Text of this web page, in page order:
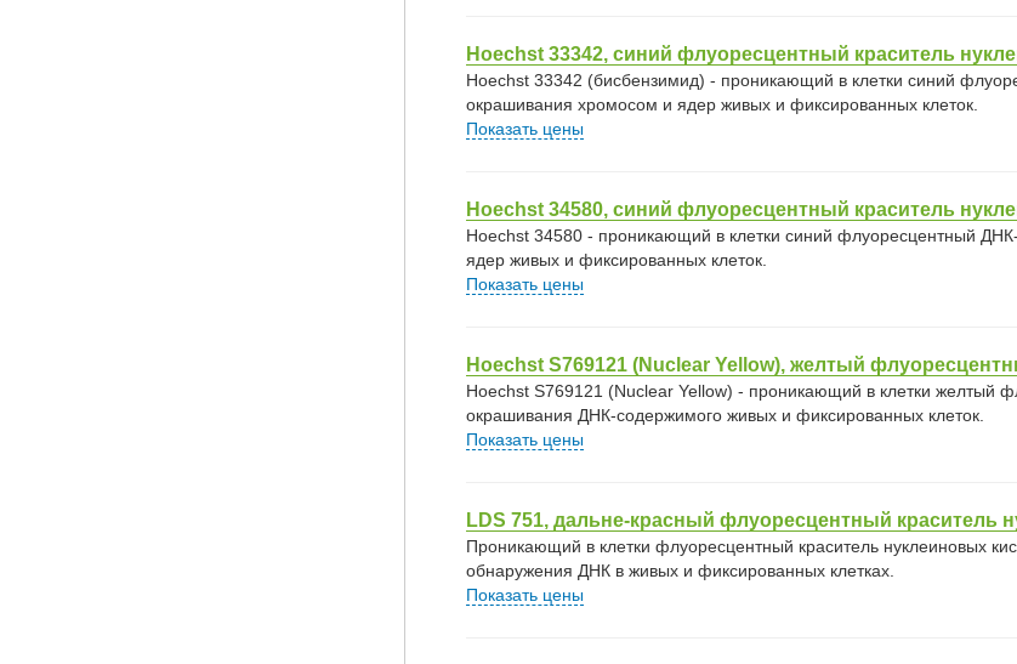
Hoechst 33342, синий флуоресцентный краситель
Hoechst 33342 (бисбензимид) - проникающий в клетки синий
окрашивания хромосом и ядер живых и фиксированных клеток.
Показать цены
Hoechst 34580, синий флуоресцентный краситель
Hoechst 34580 - проникающий в клетки синий флуоресцентный
ядер живых и фиксированных клеток.
Показать цены
Hoechst S769121 (Nuclear Yellow), желтый
Hoechst S769121 (Nuclear Yellow) - проникающий в клетки желтый
окрашивания ДНК-содержимого живых и фиксированных клеток.
Показать цены
LDS 751, дальне-красный флуоресцентный краситель
Проникающий в клетки флуоресцентный краситель нуклеиновых
обнаружения ДНК в живых и фиксированных клетках.
Показать цены